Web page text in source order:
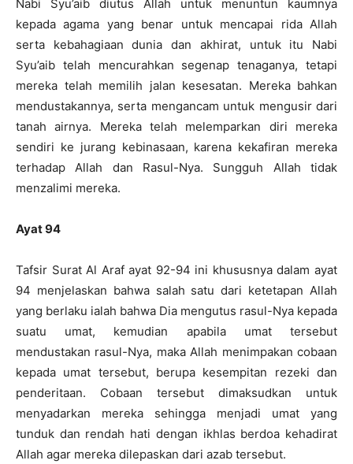
Nabi Syu’aib diutus Allah untuk menuntun kaumnya
kepada agama yang benar untuk mencapai rida Allah
serta kebahagiaan dunia dan akhirat, untuk itu Nabi
Syu’aib telah mencurahkan segenap tenaganya, tetapi
mereka telah memilih jalan kesesatan. Mereka bahkan
mendustakannya, serta mengancam untuk mengusir dari
tanah airnya. Mereka telah melemparkan diri mereka
sendiri ke jurang kebinasaan, karena kekafiran mereka
terhadap Allah dan Rasul-Nya. Sungguh Allah tidak
menzalimi mereka.
Ayat 94
Tafsir Surat Al Araf ayat 92-94 ini khususnya dalam ayat
94 menjelaskan bahwa salah satu dari ketetapan Allah
yang berlaku ialah bahwa Dia mengutus rasul-Nya kepada
suatu umat, kemudian apabila umat tersebut
mendustakan rasul-Nya, maka Allah menimpakan cobaan
kepada umat tersebut, berupa kesempitan rezeki dan
penderitaan. Cobaan tersebut dimaksudkan untuk
menyadarkan mereka sehingga menjadi umat yang
tunduk dan rendah hati dengan ikhlas berdoa kehadirat
Allah agar mereka dilepaskan dari azab tersebut.